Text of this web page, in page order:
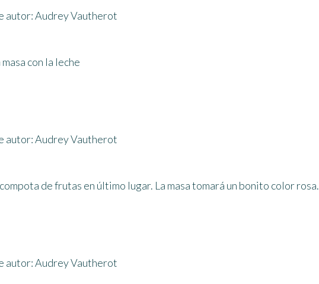
autor: Audrey Vautherot
con la leche
autor: Audrey Vautherot
de frutas en último lugar. La masa tomará un bonito color rosa.
autor: Audrey Vautherot